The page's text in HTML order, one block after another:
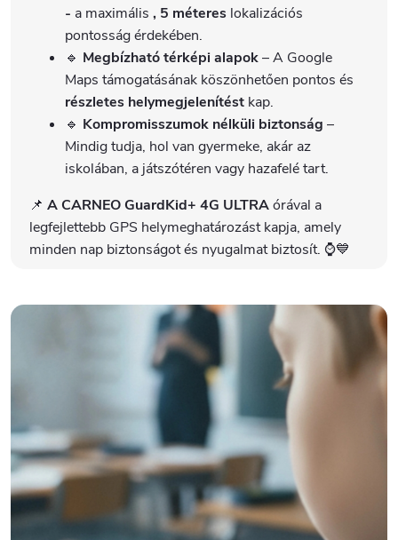
- a maximális, 5 méteres lokalizációs
pontosság érdekében.
🔹 Megbízható térképi alapok– A Google
Maps támogatásának köszönhetően pontos és
részletes helymegjelenítést kap.
🔹 Kompromisszumok nélküli biztonság –
Mindig tudja, hol van gyermeke, akár az
iskolában, a játszótéren vagy hazafelé tart.
📌A CARNEO GuardKid+ 4G ULTRAórával a
legfejlettebb GPS helymeghatározást kapja, amely
minden nap biztonságot és nyugalmat biztosít. ⌚💙